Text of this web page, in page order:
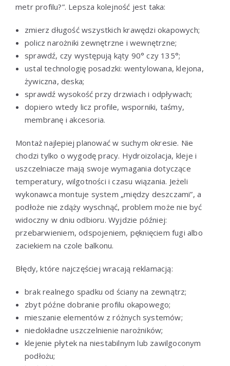
metr profilu?”. Lepsza kolejność jest taka:
zmierz długość wszystkich krawędzi okapowych;
policz narożniki zewnętrzne i wewnętrzne;
sprawdź, czy występują kąty 90° czy 135°;
ustal technologię posadzki: wentylowana, klejona,
żywiczna, deska;
sprawdź wysokość przy drzwiach i odpływach;
dopiero wtedy licz profile, wsporniki, taśmy,
membranę i akcesoria.
Montaż najlepiej planować w suchym okresie. Nie
chodzi tylko o wygodę pracy. Hydroizolacja, kleje i
uszczelniacze mają swoje wymagania dotyczące
temperatury, wilgotności i czasu wiązania. Jeżeli
wykonawca montuje system „między deszczami”, a
podłoże nie zdąży wyschnąć, problem może nie być
widoczny w dniu odbioru. Wyjdzie później:
przebarwieniem, odspojeniem, pęknięciem fugi albo
zaciekiem na czole balkonu.
Błędy, które najczęściej wracają reklamacją:
brak realnego spadku od ściany na zewnątrz;
zbyt późne dobranie profilu okapowego;
mieszanie elementów z różnych systemów;
niedokładne uszczelnienie narożników;
klejenie płytek na niestabilnym lub zawilgoconym
podłożu;